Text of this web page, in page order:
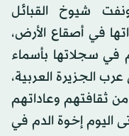
شيوخ القبائل
في أصقاع الأرض،
سجلاتها بأسماء
الجزيرة العربية،
ثقافتهم وعاداتهم
اليوم إخوة الدم في